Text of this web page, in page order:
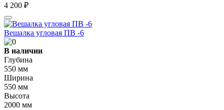
4 200 ₽
Вешалка угловая ПВ -6
В наличии
Глубина
550 мм
Ширина
550 мм
Высота
2000 мм